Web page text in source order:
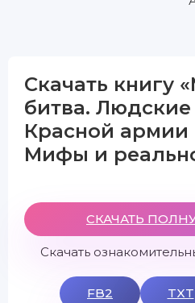
Скачать книгу
битва. Людские
Красной армии
Мифы и
СКАЧАТЬ
Скачать
FB2 TXT